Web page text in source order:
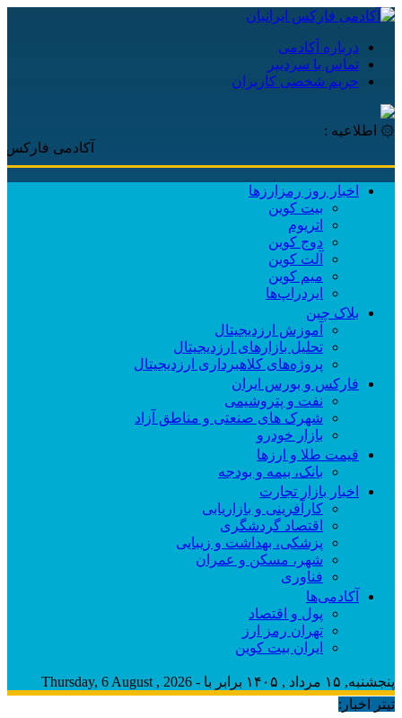
درباره آکادمی
تماس با سردبیر
حریم شخصی کاربران
۞ اطلاعیه :
آکادمی فارکس
اخبار روز رمزارزها
بیت کوین
اتریوم
دوج کوین
آلت کوین
میم کوین‌
ایردراپ‌ها
بلاک چین
آموزش ارزدیجیتال
تحلیل بازارهای ارزدیجیتال
پروژه‌های کلاهبرداری ارزدیجیتال
فارکس و بورس ایران
نفت و پتروشیمی
شهرک های صنعتی و مناطق آزاد
بازار خودرو
قیمت طلا و ارزها
بانک، بیمه و بودجه
اخبار بازار تجارت
کارآفرینی و بازاریابی
اقتصاد گردشگری
پزشکی، بهداشت و زیبایی
شهر، مسکن و عمران
فناوری
آکادمی‌ها
پول و اقتصاد
تهران رمز ارز
ایران بیت کوین
پنجشنبه, ۱۵ مرداد , ۱۴۰۵ برابر با - Thursday, 6 August , 2026
تیتر اخبار: